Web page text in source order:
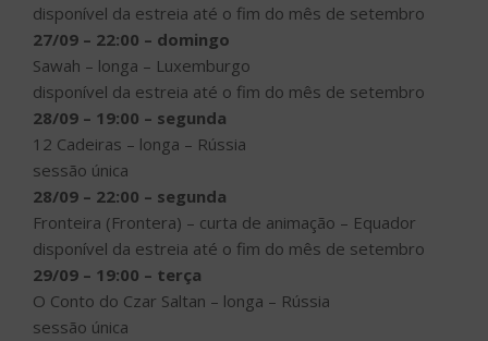
disponível da estreia até o fim do mês de setembro
27/09 – 22:00 – domingo
Sawah – longa – Luxemburgo
disponível da estreia até o fim do mês de setembro
28/09 – 19:00 – segunda
12 Cadeiras – longa – Rússia
sessão única
28/09 – 22:00 – segunda
Fronteira (Frontera) – curta de animação – Equador
disponível da estreia até o fim do mês de setembro
29/09 – 19:00 – terça
O Conto do Czar Saltan – longa – Rússia
sessão única